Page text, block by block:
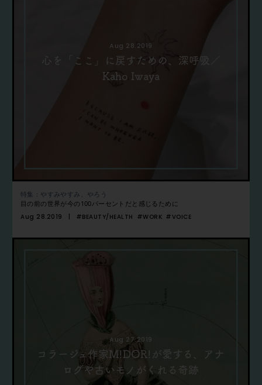
Aug 28.2019
心を「ここ」に戻すための、深呼吸／
Kaho Iwaya
特集：やすみやすみ、やろう
目の前の世界が今の100パーセントだと感じるために
Aug 28.2019
#BEAUTY/HEALTH #WORK #VOICE
Aug 27.2019
コラージュ作家M!DOR!が愛する、アナ
ログや古いモノがくれる奇跡